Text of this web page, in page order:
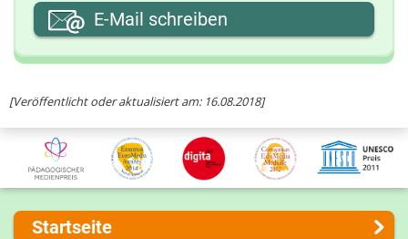
[Veröffentlicht oder aktualisiert am: 16.08.2018]
Ihre E-Mail-Adresse
E-Mail schreiben
Startseite